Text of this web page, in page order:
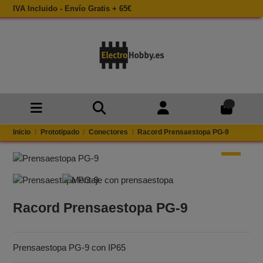
IVA Incluido - Envío Gratis + 65€
Inicio Prototipado Conectores Racord Prensaestopa PG-9
Racord Prensaestopa PG-9
Prensaestopa PG-9 con IP65